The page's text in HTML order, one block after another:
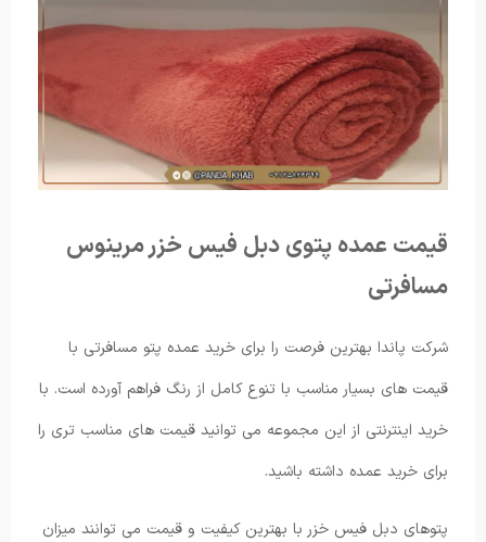
قیمت عمده پتوی دبل فیس خزر مرینوس
مسافرتی
شرکت پاندا بهترین فرصت را برای خرید عمده پتو مسافرتی با
قیمت های بسیار مناسب با تنوع کامل از رنگ فراهم آورده است. با
خرید اینترنتی از این مجموعه می توانید قیمت های مناسب تری را
برای خرید عمده داشته باشید.
پتوهای دبل فیس خزر با بهترین کیفیت و قیمت می توانند میزان